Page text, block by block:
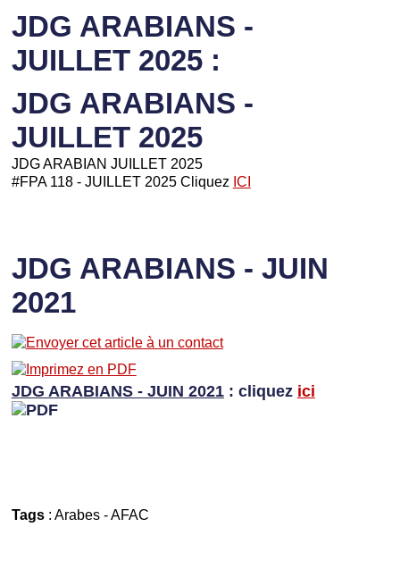
JDG ARABIANS -
JUILLET 2025 :
JDG ARABIANS -
JUILLET 2025
JDG ARABIAN JUILLET 2025
#FPA 118 - JUILLET 2025 Cliquez ICI
JDG ARABIANS - JUIN
2021
JDG ARABIANS - JUIN 2021: cliquez ici
Tags: Arabes-AFAC